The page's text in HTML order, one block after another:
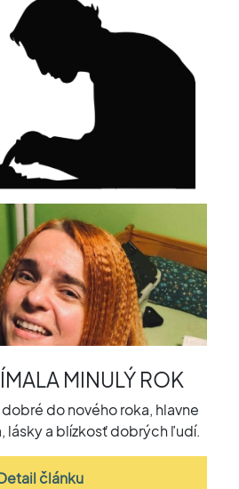
MINULÝ ROK
do nového roka, hlavne
lásky a blízkosť dobrých ľudí.
článku